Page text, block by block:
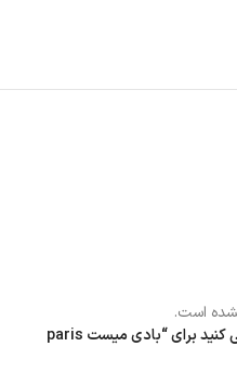
است.
اولین نفری باشید که دیدگاهی را ارسال می کنید برای “بادی میست paris